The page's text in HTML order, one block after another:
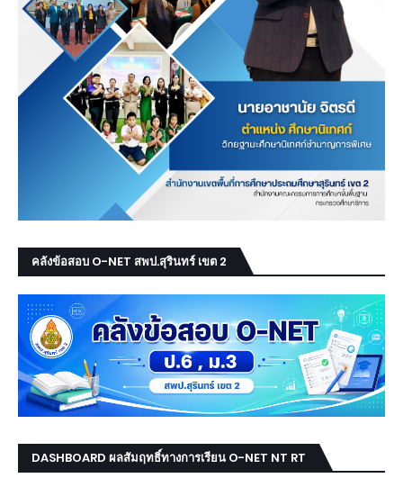
คลังข้อสอบ O-NET สพป.สุรินทร์ เขต 2
DASHBOARD ผลสัมฤทธิ์ทางการเรียน O-NET NT RT